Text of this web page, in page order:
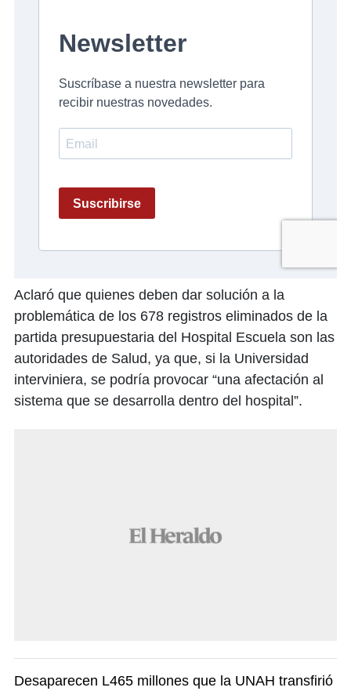
Aclaró que quienes deben dar solución a la
problemática de los 678 registros eliminados de la
partida presupuestaria del Hospital Escuela son las
autoridades de Salud, ya que, si la Universidad
interviniera, se podría provocar “una afectación al
sistema que se desarrolla dentro del hospital”.
Desaparecen L465 millones que la UNAH transfirió